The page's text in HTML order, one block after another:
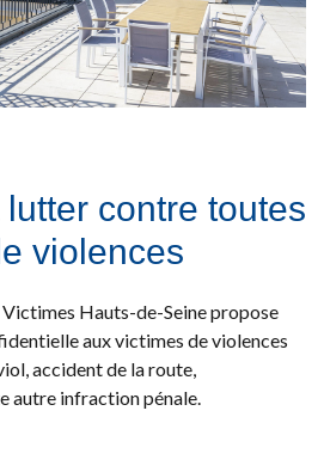
contre toutes
violences
Hauts-de-Seine propose
aux victimes de violences
accident de la route,
autre infraction pénale.